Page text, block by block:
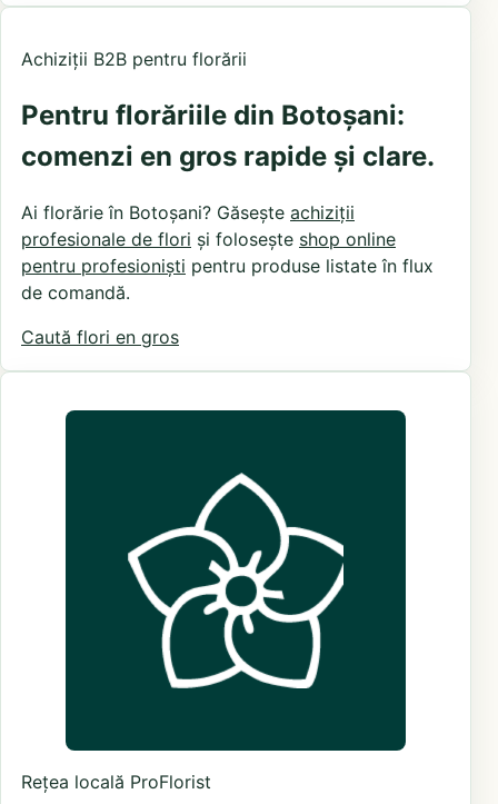
Achiziții B2B pentru florării
Pentru florăriile din Botoșani:
comenzi en gros rapide și clare.
Ai florărie în Botoșani? Găsește achiziții
profesionale de flori și folosește shop online
pentru profesioniști pentru produse listate în flux
de comandă.
Caută flori en gros
Rețea locală ProFlorist